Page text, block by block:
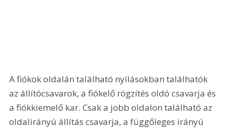
A fiókok oldalán található nyílásokban találhatók
az állítócsavarok, a fiókelő rögzítés oldó csavarja és
a fiókkiemelő kar. Csak a jobb oldalon található az
oldalirányú állítás csavarja, a függőleges irányú